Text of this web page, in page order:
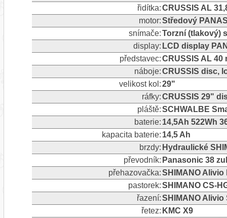
řidítka:CRUSSIS AL
motor:Středový
snímače:Torzní (tlakový)
display: LCD display
představec:CRUSSIS AL 40
náboje:CRUSSIS disc,
velikost kol:29"
ráfky:CRUSSIS 29"
pláště:SCHWALBE
baterie: 14,5Ah 522Wh
kapacita baterie: 14,5 Ah
brzdy: Hydraulické
převodník: Panasonic 38
přehazovačka:SHIMANO Alivio
pastorek:SHIMANO CS-
řazení:SHIMANO Alivio
řetez: KMC X9